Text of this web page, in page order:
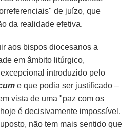
de juízo, que
da realidade efetiva.
aos bispos diocesanos a
em âmbito litúrgico,
introduzido pelo
e que podia ser justificado –
vista de uma "paz com os
é decisivamente impossível.
não tem mais sentido que